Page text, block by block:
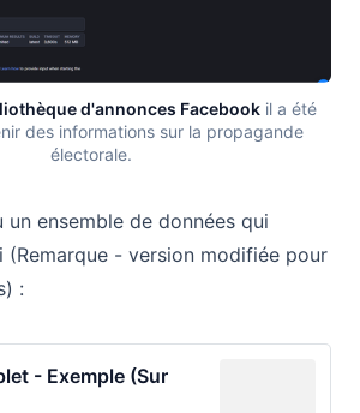
d'annonces Facebook il a été
des informations sur la propagande
électorale.
ensemble de données qui
(Remarque - version modifiée pour
:
- Exemple (Sur